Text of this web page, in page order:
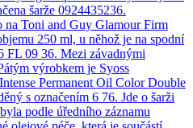
šarže 0924435236.
na Toni and Guy Glamour Firm
250 ml, u něhož je na spodní
FL 09 36. Mezi závadnými
výrobkem je Syoss
Permanent Oil Color Double
s označením 6 76. Jde o šarži
podle úředního záznamu